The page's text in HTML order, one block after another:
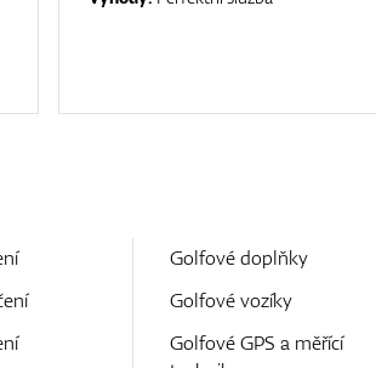
Golfové doplňky
Golfové vozíky
Golfové GPS a měřící